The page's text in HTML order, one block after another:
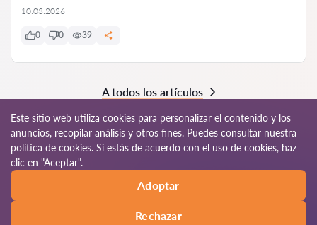
10.03.2026
0 0 39
A todos los artículos
Mapa del sitio
Este sitio web utiliza cookies para personalizar el contenido y los
anuncios, recopilar análisis y otros fines. Puedes consultar nuestra
política de cookies. Si estás de acuerdo con el uso de cookies, haz
clic en "Aceptar".
Adoptar
Rechazar